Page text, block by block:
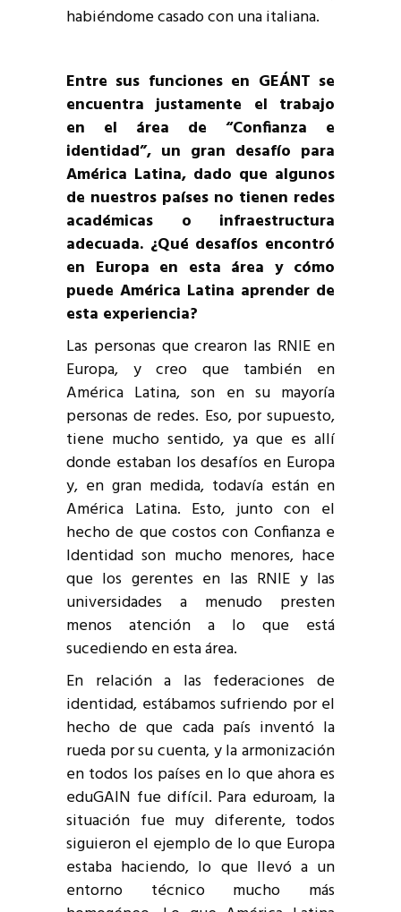
habiéndome casado con una italiana.
Entre sus funciones en GEÁNT se
encuentra justamente el trabajo
en el área de “Confianza e
identidad”, un gran desafío para
América Latina, dado que algunos
de nuestros países no tienen redes
académicas o infraestructura
adecuada. ¿Qué desafíos encontró
en Europa en esta área y cómo
puede América Latina aprender de
esta experiencia?
Las personas que crearon las RNIE en
Europa, y creo que también en
América Latina, son en su mayoría
personas de redes. Eso, por supuesto,
tiene mucho sentido, ya que es allí
donde estaban los desafíos en Europa
y, en gran medida, todavía están en
América Latina. Esto, junto con el
hecho de que costos con Confianza e
Identidad son mucho menores, hace
que los gerentes en las RNIE y las
universidades a menudo presten
menos atención a lo que está
sucediendo en esta área.
En relación a las federaciones de
identidad, estábamos sufriendo por el
hecho de que cada país inventó la
rueda por su cuenta, y la armonización
en todos los países en lo que ahora es
eduGAIN fue difícil. Para eduroam, la
situación fue muy diferente, todos
siguieron el ejemplo de lo que Europa
estaba haciendo, lo que llevó a un
entorno técnico mucho más